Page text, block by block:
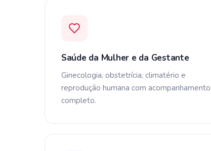
Saúde da Mulher e da Gestante
Ginecologia, obstetrícia, climatério e
reprodução humana com acompanhamento
completo.